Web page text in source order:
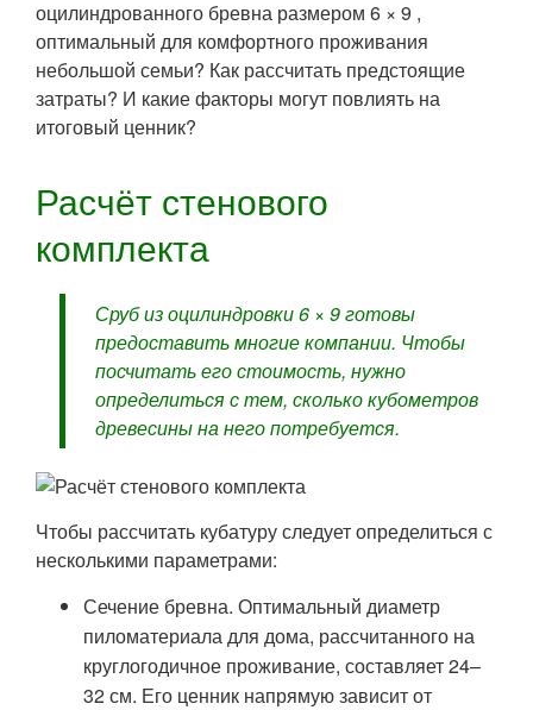
оцилиндрованного бревна размером 6 × 9 ,
оптимальный для комфортного проживания
небольшой семьи? Как рассчитать предстоящие
затраты? И какие факторы могут повлиять на
итоговый ценник?
Расчёт стенового
комплекта
Сруб из оцилиндровки 6 × 9 готовы
предоставить многие компании. Чтобы
посчитать его стоимость, нужно
определиться с тем, сколько кубометров
древесины на него потребуется.
Чтобы рассчитать кубатуру следует определиться с
несколькими параметрами:
Сечение бревна. Оптимальный диаметр
пиломатериала для дома, рассчитанного на
круглогодичное проживание, составляет 24–
32 см. Его ценник напрямую зависит от